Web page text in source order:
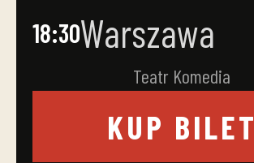
18:30Warszawa
Teatr Komedia
KUP BILET